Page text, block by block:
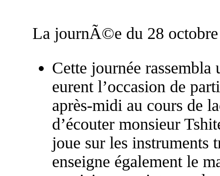
La journÃ©e du 28
Cette journée rassembla
eurent l’occasion de
après-midi au cours de
d’écouter monsieur
joue sur les instruments
enseigne également le